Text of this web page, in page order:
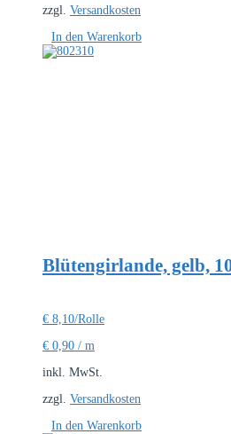
zzgl. Versandkosten
In den Warenkorb
Blütengirlande, gelb,
€ 8,10/Rolle
€ 0,90 / m
inkl. MwSt.
zzgl. Versandkosten
In den Warenkorb